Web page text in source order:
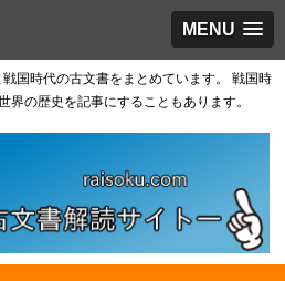
MENU
国時代の古文書をまとめています。 戦国時
界の歴史を記事にすることもあります。